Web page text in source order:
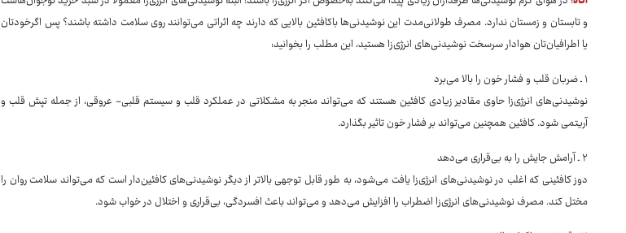
و تابستان و زمستان ندارد. مصرف طولانی‌مدت این نوشیدنی‌ها باکافئین بالایی که دارند چه اثراتی می‌توانند روی سلامت داشته باشند؟ پس اگرخودتان
یا اطرافیان‌تان هوادار سرسخت نوشیدنی‌های انرژی‌زا هستید، این مطلب را بخوانید:
۱ ـ ضربان قلب و فشار خون را بالا می‌برد
نوشیدنی‌های انرژی‌زا حاوی مقادیر زیادی کافئین هستند که می‌تواند منجر به مشکلاتی در عملکرد قلب و سیستم قلبی- عروقی، از جمله تپش قلب و
آریتمی شود. کافئین همچنین می‌تواند بر فشار خون تاثیر بگذارد.
۲ ـ آرامش جایش را به بی‌قراری می‌دهد
دوز کافئینی که اغلب در نوشیدنی‌های انرژی‌زا یافت می‌شود، به طور قابل توجهی بالاتر از دیگر نوشیدنی‌های کافئین‌دار است که می‌تواند سلامت روان را
مختل کند. مصرف نوشیدنی‌های انرژی‌زا اضطراب را افزایش می‌دهد و می‌تواند باعث افسردگی، بی‌قراری و اختلال در خواب شود.